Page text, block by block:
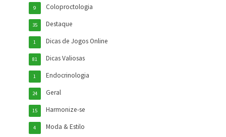
Coloproctologia
9
Destaque
35
Dicas de Jogos Online
1
Dicas Valiosas
81
Endocrinologia
1
Geral
24
Harmonize-se
15
Moda & Estilo
4